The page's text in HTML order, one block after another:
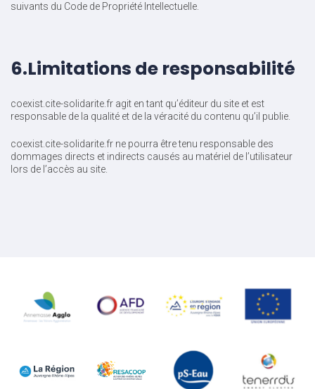
suivants du Code de Propriété Intellectuelle.
6.Limitations de responsabilité
coexist.cite-solidarite.fr agit en tant qu’éditeur du site et est
responsable de la qualité et de la véracité du contenu qu’il publie.
coexist.cite-solidarite.fr ne pourra être tenu responsable des
dommages directs et indirects causés au matériel de l’utilisateur
lors de l’accès au site.